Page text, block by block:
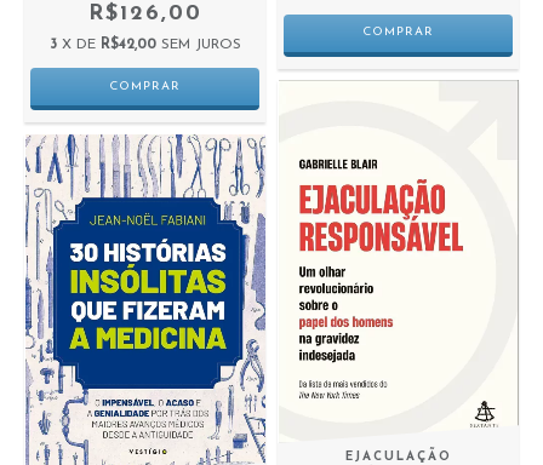
R$126,00
3 X DE R$42,00 SEM JUROS
EJACULAÇÃO